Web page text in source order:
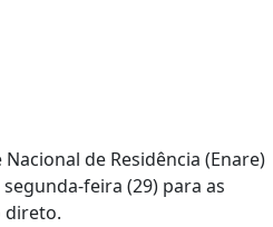
de Residência (Enare)
feira (29) para as
direto.